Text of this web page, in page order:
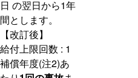
日 の翌日から1年
間とします。
【改訂後】
給付上限回数 : 1
補償年度(注2)あ